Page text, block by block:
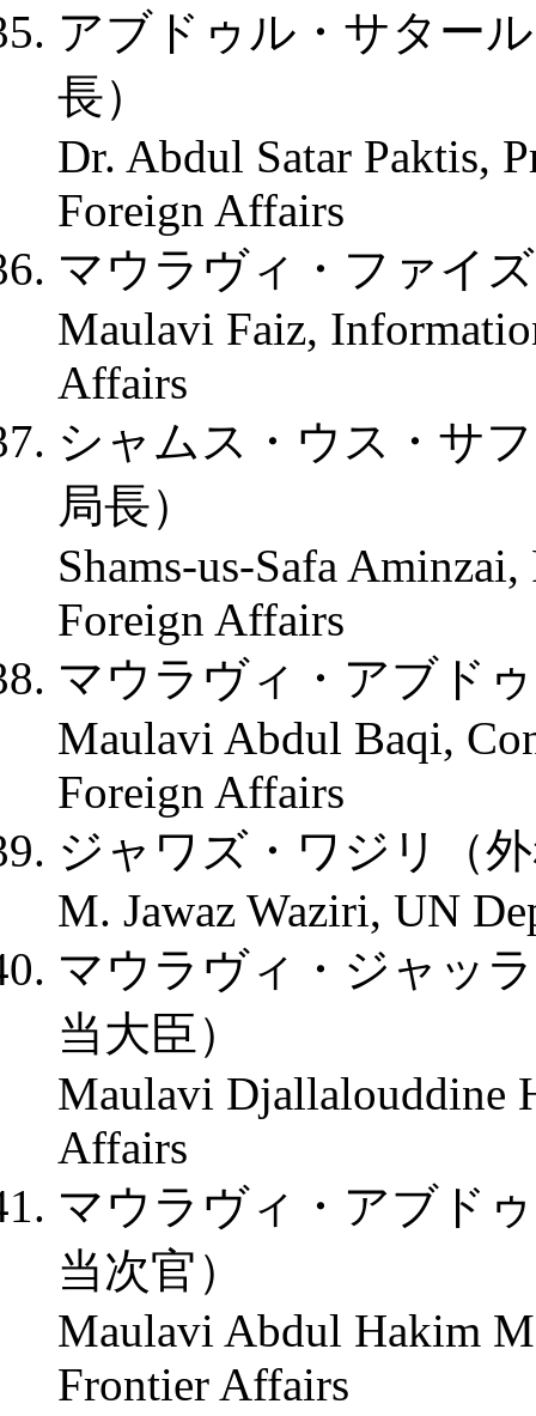
アブドゥル・サター
長）
Dr. Abdul Satar Paktis,
Foreign Affairs
マウラヴィ・ファイ
Maulavi Faiz,
Affairs
シャムス・ウス・サ
局長）
Shams-us-Safa
Foreign Affairs
マウラヴィ・アブド
Maulavi Abdul Baqi,
Foreign Affairs
ジャワズ・ワジリ（
M. Jawaz Waziri, UN
マウラヴィ・ジャッ
当大臣）
Maulavi Djallalouddine
Affairs
マウラヴィ・アブド
当次官）
Maulavi Abdul Hakim
Frontier Affairs